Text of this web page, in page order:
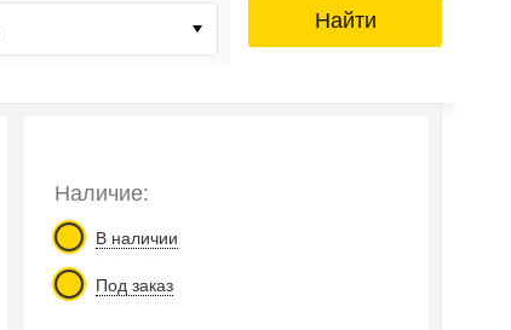
Найти
Наличие:
В наличии
Под заказ